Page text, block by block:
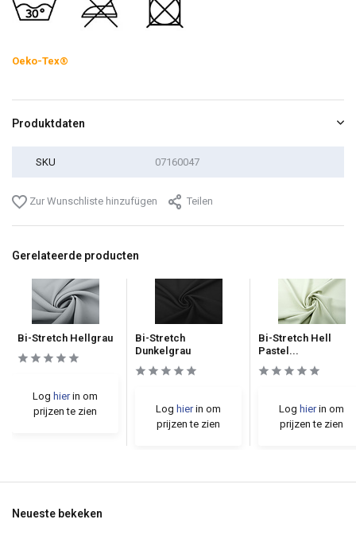
Oeko-Tex®
Produktdaten
SKU 07160047
Zur Wunschliste hinzufügen Teilen
Gerelateerde producten
Bi-Stretch Hellgrau
Log hierin om
prijzen te zien
Bi-Stretch
Dunkelgrau
Log hierin om
prijzen te zien
Bi-Stretch Hell
Pastel...
Log hierin om
prijzen te zien
Neueste bekeken